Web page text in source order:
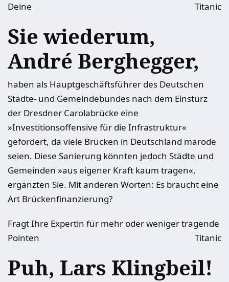
Deine Titanic
Sie wiederum,
André Berghegger,
haben als Hauptgeschäftsführer des Deutschen
Städte- und Gemeindebundes nach dem Einsturz
der Dresdner Carolabrücke eine
»Investitionsoffensive für die Infrastruktur«
gefordert, da viele Brücken in Deutschland marode
seien. Diese Sanierung könnten jedoch Städte und
Gemeinden »aus eigener Kraft kaum tragen«,
ergänzten Sie. Mit anderen Worten: Es braucht eine
Art Brückenfinanzierung?
Fragt Ihre Expertin für mehr oder weniger tragende
Pointen
Titanic
Puh, Lars Klingbeil!